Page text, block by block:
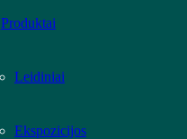
Produktai
Leidiniai
Ekspozicijos